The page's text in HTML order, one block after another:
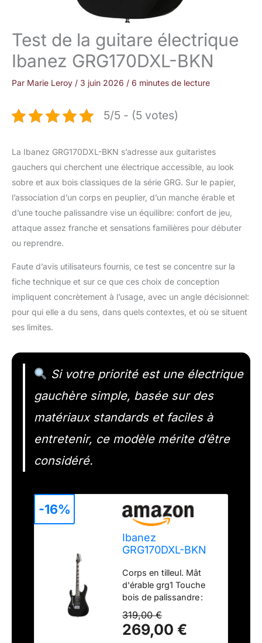
Test de la guitare électrique
Ibanez GRG170DXL-BKN
Par Marie Leroy / 3 juin 2026 / 6 minutes de lecture
5/5 - (5 votes)
La Ibanez GRG170DXL-BKN s’adresse aux guitaristes
gauchers qui cherchent une électrique accessible, au look
sobre et aux bois classiques de la série GRG. Sur le papier,
l’association d’un corps en peuplier, d’un manche érable et
d’une touche palissandre vise un équilibre: confort de jeu,
attaque assez franche et sensations familières pour débuter
ou reprendre.
Faute d’avis utilisateurs fournis, ce test se concentre sur la
fiche technique et sur ce que ces choix de conception
impliquent concrètement à l’usage, avec un angle décisionnel:
pour qui elle a du sens, dans quels contextes, et où se situent
ses limites.
Si votre priorité est une électrique
gauchère simple, basée sur des
matériaux standards et faciles à
entretenir, ce modèle mérite d’être
considéré.
Ibanez
GRG170DXL-BKN
Corps en tilleul. Mât
d'érable grg1 Touche
bois de palissandre :
Palo 24 frettes medium
psnd1 humbucker sur
cou psnds Single Coil
319,00 €
269,00 €
-16%